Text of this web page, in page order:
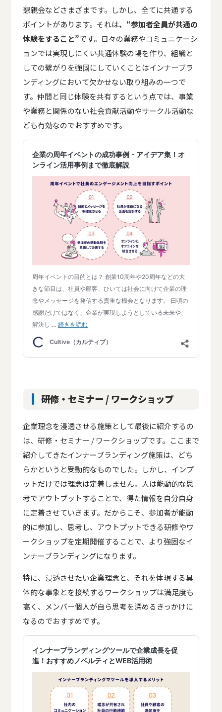
懇親会などさまざまです。しかし、全てに共通する
ポイントがあります。それは、“参加者全員が共通の
体験をすること”です。日々の業務やコミュニケーシ
ョンでは実現しにくい共通体験の場を作り、組織と
しての繋がりを強固にしていくことはインナーブラ
ンディングにおいて欠かせない取り組みの一つで
す。仲間と同じ体験を共有するという点では、事業
や業務と関係のない社会貢献活動やサークル活動な
ども有効なのでおすすめです。
研修・セミナー / ワークショップ
企業理念を浸透させる施策として最後に紹介するの
は、研修・セミナー / ワークショップです。ここまで
紹介してきたインナーブランディング施策は、どち
らかというと受動的なものでした。しかし、インプ
ットだけでは理念は定着しません。人は能動的な思
考でアウトプットすることで、得た情報を自分自身
に定着させていきます。だからこそ、参加者が能動
的に参加し、思考し、アウトプットできる研修やワ
ークショップを定期開催することで、より強固なイ
ンナーブランディングになります。
特に、浸透させたい企業理念と、それを体現する具
体的な事象とを接続するワークショップは満足度も
高く、メンバー個人が自ら思考を深めるきっかけに
なるのでおすすめです。